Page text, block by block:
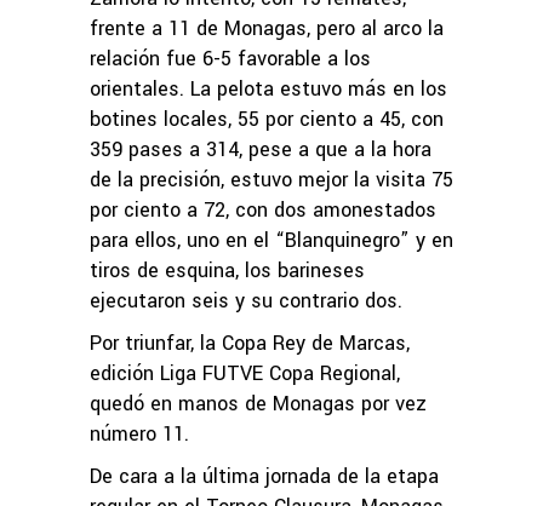
frente a 11 de Monagas, pero al arco la
relación fue 6-5 favorable a los
orientales. La pelota estuvo más en los
botines locales, 55 por ciento a 45, con
359 pases a 314, pese a que a la hora
de la precisión, estuvo mejor la visita 75
por ciento a 72, con dos amonestados
para ellos, uno en el “Blanquinegro” y en
tiros de esquina, los barineses
ejecutaron seis y su contrario dos.
Por triunfar, la Copa Rey de Marcas,
edición Liga FUTVE Copa Regional,
quedó en manos de Monagas por vez
número 11.
De cara a la última jornada de la etapa